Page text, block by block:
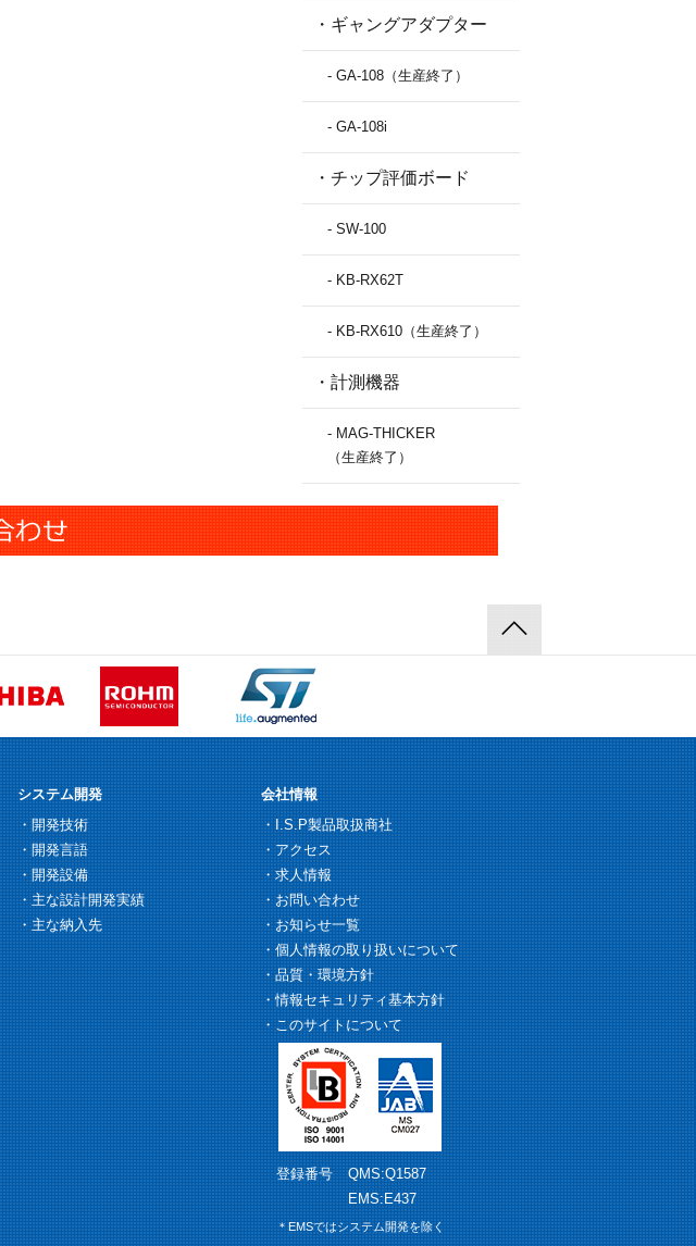
・ギャングアダプター
- GA-108（生産終了）
- GA-108i
・チップ評価ボード
- SW-100
- KB-RX62T
- KB-RX610（生産終了）
・計測機器
- MAG-THICKER
（生産終了）
システム開発
・開発技術
・開発言語
・開発設備
・主な設計開発実績
・主な納入先
会社情報
・I.S.P製品取扱商社
・アクセス
・求人情報
・お問い合わせ
・お知らせ一覧
・個人情報の取り扱いについて
・品質・環境方針
・情報セキュリティ基本方針
・このサイトについて
登録番号
QMS:Q1587
EMS:E437
＊EMSではシステム開発を除く